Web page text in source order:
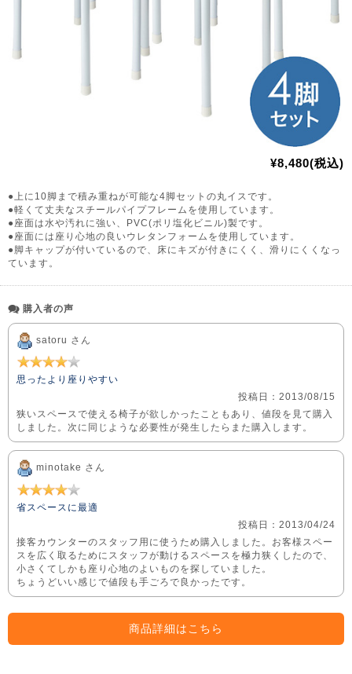
¥8,480(税込)
●上に10脚まで積み重ねが可能な4脚セットの丸イスです。
●軽くて丈夫なスチールパイプフレームを使用しています。
●座面は水や汚れに強い、PVC(ポリ塩化ビニル)製です。
●座面には座り心地の良いウレタンフォームを使用しています。
●脚キャップが付いているので、床にキズが付きにくく、滑りにくくなっ
ています。
購入者の声
satoru さん
思ったより座りやすい
投稿日：2013/08/15
狭いスペースで使える椅子が欲しかったこともあり、値段を見て購入
しました。次に同じような必要性が発生したらまた購入します。
minotake さん
省スペースに最適
投稿日：2013/04/24
接客カウンターのスタッフ用に使うため購入しました。お客様スペー
スを広く取るためにスタッフが動けるスペースを極力狭くしたので、
小さくてしかも座り心地のよいものを探していました。
ちょうどいい感じで値段も手ごろで良かったです。
商品詳細はこちら